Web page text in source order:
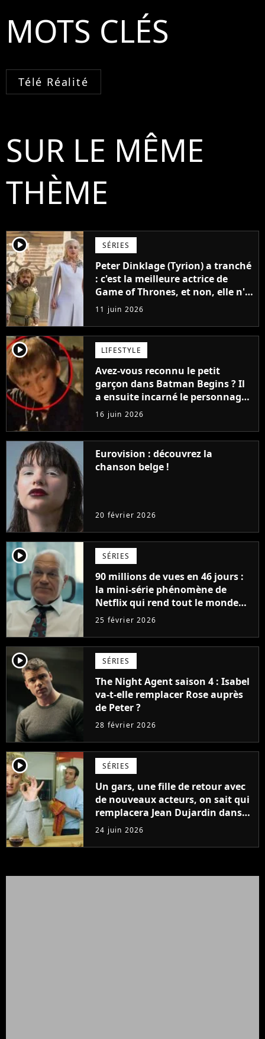
MOTS CLÉS
Télé Réalité
SUR LE MÊME
THÈME
player2 SÉRIES
Peter Dinklage (Tyrion) a tranché
: c'est la meilleure actrice de
Game of Thrones, et non, elle n'a
pas joué Daenerys
11 juin 2026
player2 LIFESTYLE
Avez-vous reconnu le petit
garçon dans Batman Begins ? Il
a ensuite incarné le personnage
le plus détesté de la meilleure
série de tous les temps
16 juin 2026
Eurovision : découvrez la
chanson belge !
20 février 2026
player2 SÉRIES
90 millions de vues en 46 jours :
la mini-série phénomène de
Netflix qui rend tout le monde
accro (et dépasse déjà Mon petit
25 février 2026
player2 SÉRIES
The Night Agent saison 4 : Isabel
va-t-elle remplacer Rose auprès
de Peter ?
28 février 2026
player2 SÉRIES
Un gars, une fille de retour avec
de nouveaux acteurs, on sait qui
remplacera Jean Dujardin dans
la nouvelle série
24 juin 2026